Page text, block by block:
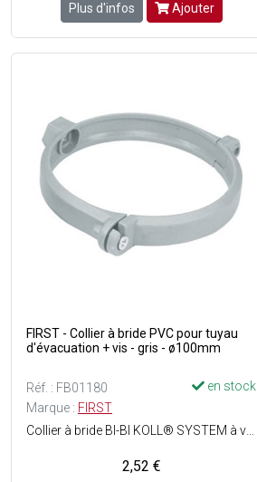
Plus d'infos Ajouter
FIRST - Collier à bride PVC pour tuyau
d'évacuation + vis - gris - ø100mm
Réf. : FB01180
en stock
Marque : FIRST
2,52 €